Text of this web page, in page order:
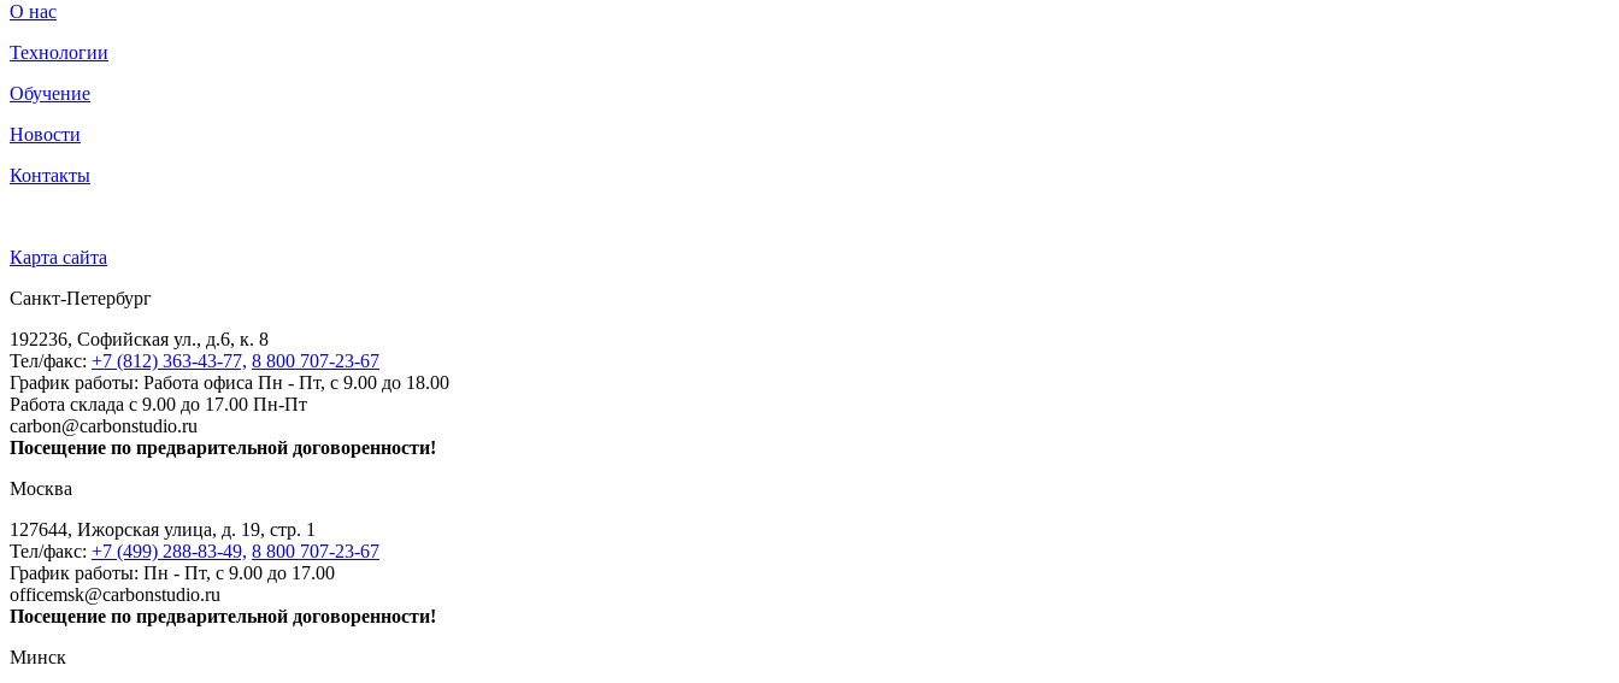
О нас
Технологии
Обучение
Новости
Контакты
Карта сайта
Санкт-Петербург
192236, Софийская ул., д.6, к. 8
Тел/факс: +7 (812) 363-43-77, 8 800 707-23-67
График работы: Работа офиса Пн - Пт, с 9.00 до 18.00
Работа склада с 9.00 до 17.00 Пн-Пт
carbon@carbonstudio.ru
Посещение по предварительной договоренности!
Москва
127644, Ижорская улица, д. 19, стр. 1
Тел/факс: +7 (499) 288-83-49, 8 800 707-23-67
График работы: Пн - Пт, с 9.00 до 17.00
officemsk@carbonstudio.ru
Посещение по предварительной договоренности!
Минск